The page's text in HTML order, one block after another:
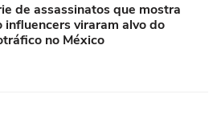
de assassinatos que mostra
influencers viraram alvo do
no México